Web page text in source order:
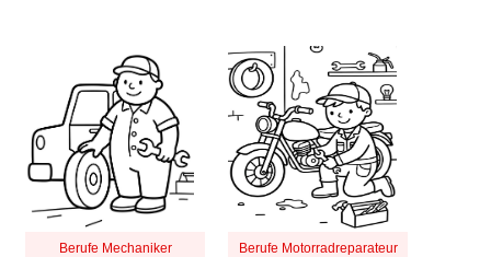
Berufe Mechaniker Berufe Motorradreparateur